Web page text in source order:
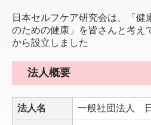
バイオエスペランサ
メディカルバイオエスペランサ（一
メディカルシンセンサー（一般医療
日本セルフケア研究会は、「健
のための健康」を皆さんと考え
から設立しました
法人概要
法人名 一般社団法人